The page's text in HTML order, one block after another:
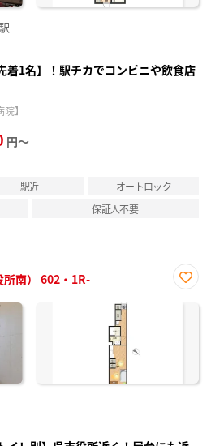
着1名】！駅チカでコンビニや飲食店
】
円～
駅近
オートロック
保証人不要
南） 602・1R-
に入